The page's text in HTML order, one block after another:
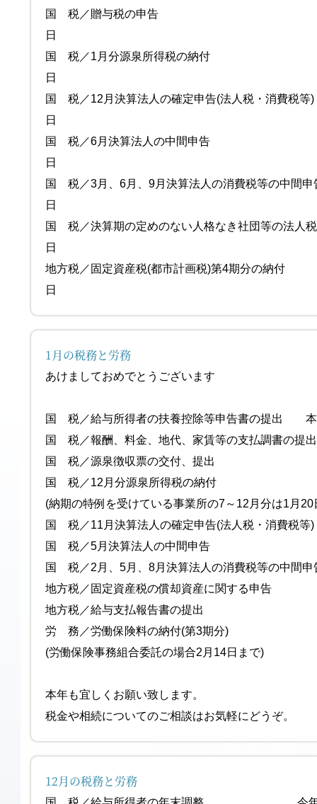
国 税／贈与税の申告 2
日
国 税／1月分源泉所得
日
国 税／12月決算法人の確定申告(法人
日
国 税／6月決算法人の
日
国 税／3月、6月、9月決算法人の消費税等の中
日
国 税／決算期の定めのない人格なき社団等の法人
日
地方税／固定資産税(都市計画税)第4期分の納
日
1月の税務と労務
あけましておめでとうございます
国 税／給与所得者の扶養控除等申告書の提出 本
国 税／報酬、料金、地代、家賃等の支
国 税／源泉徴収票の交付
国 税／12月分源泉所得税
(納期の特例を受けている事業所の7～12月分は1月20
国 税／11月決算法人の確定申告(法人
国 税／5月決算法人の中
国 税／2月、5月、8月決算法人の消費税等の中間
地方税／固定資産税の償却資産に
地方税／給与支払報告書
労 務／労働保険料の納付(第
(労働保険事務組合委託の場合2月14日まで)
本年も宜しくお願い致します。
税金や相続についてのご相談はお気軽にどうぞ。
12月の税務と労務